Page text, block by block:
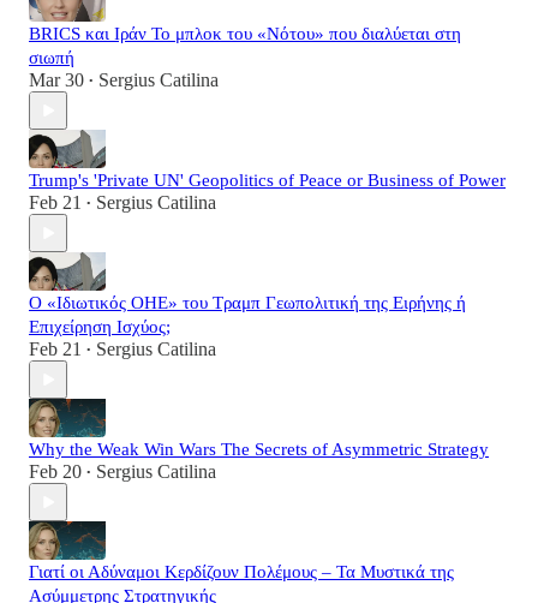
BRICS και Ιράν Το μπλοκ του «Νότου» που διαλύεται στη
σιωπή
Mar 30 • Sergius Catilina
Trump's 'Private UN' Geopolitics of Peace or Business of Power
Feb 21 • Sergius Catilina
Ο «Ιδιωτικός ΟΗΕ» του Τραμπ Γεωπολιτική της Ειρήνης ή
Επιχείρηση Ισχύος;
Feb 21 • Sergius Catilina
Why the Weak Win Wars The Secrets of Asymmetric Strategy
Feb 20 • Sergius Catilina
Γιατί οι Αδύναμοι Κερδίζουν Πολέμους – Τα Μυστικά της
Ασύμμετρης Στρατηγικής